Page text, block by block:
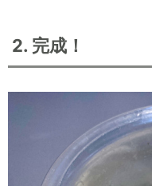
2. 完成！